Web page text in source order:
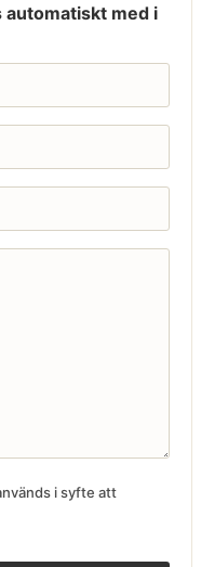
med i
i syfte att